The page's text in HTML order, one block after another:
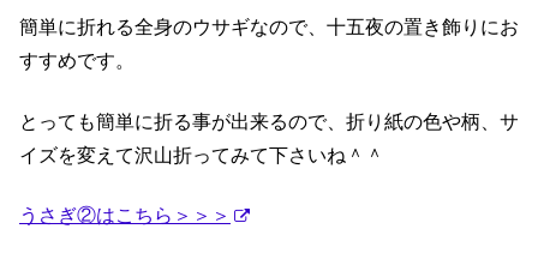
簡単に折れる全身のウサギなので、十五夜の置き飾りにお
すすめです。
とっても簡単に折る事が出来るので、折り紙の色や柄、サ
イズを変えて沢山折ってみて下さいね＾＾
うさぎ②はこちら＞＞＞